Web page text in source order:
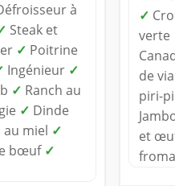
à
Steak et
✓ Poitrine
Ingénieur ✓
✓ Ranch au
✓ Dinde
au miel ✓
bœuf ✓
✓
verte
de
piri-
et